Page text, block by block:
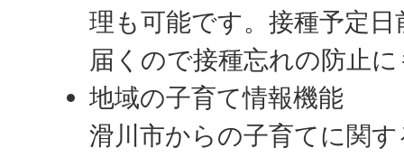
理も可能です。接種予定
届くので接種忘れの防止
地域の子育て情報機能
滑川市からの子育てに関